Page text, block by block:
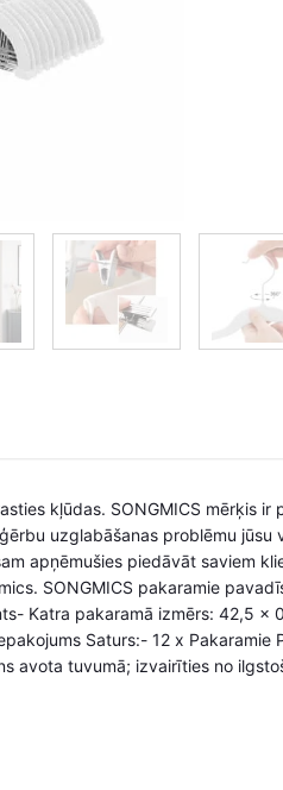
kļūdas. SONGMICS mērķis
uzglabāšanas problēmu
apņēmušies piedāvāt saviem
SONGMICS pakaramie
Katra pakaramā izmērs: 42,5
Saturs:- 12 x Pakaramie
avota tuvumā; izvairīties no